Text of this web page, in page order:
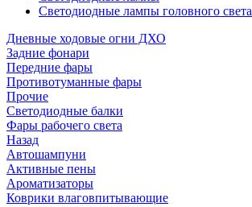
Светодиодные лампы головного света
Дневные ходовые огни ДХО
Задние фонари
Передние фары
Противотуманные фары
Прочие
Светодиодные балки
Фары рабочего света
Назад
Автошампуни
Активные пены
Ароматизаторы
Коврики влаговпитывающие